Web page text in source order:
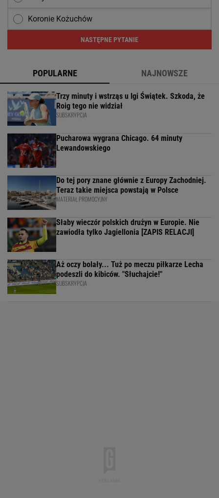
Koronie Kożuchów
NASTĘPNE PYTANIE
POPULARNE NAJNOWSZE
Trzy minuty i wstrząs u Igi Świątek. Szkoda, że
Roig tego nie widział
SUBSKRYPCJA
Pucharowa wygrana Chicago. 64 minuty
Lewandowskiego
Do tej pory znane głównie z Europy Zachodniej.
Teraz takie miejsca powstają w Polsce
MATERIAŁ PROMOCYJNY
Słaby wieczór polskich drużyn w Europie. Nie
zawiodła tylko Jagiellonia [ZAPIS RELACJI]
Aż oczy bolały... Tuż po meczu piłkarze Lecha
podeszli do kibiców. "Słuchajcie!"
SUBSKRYPCJA